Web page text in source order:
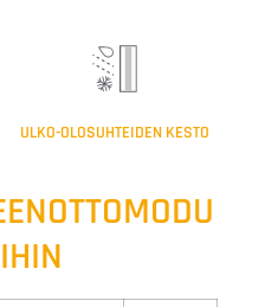
ULKO-OLOSUHTEIDEN KESTO